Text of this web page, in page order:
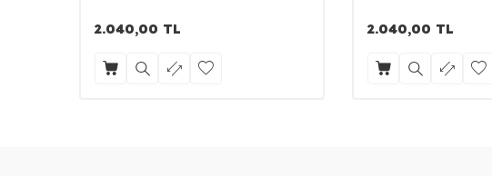
2.040,00 TL 2.040,00 TL